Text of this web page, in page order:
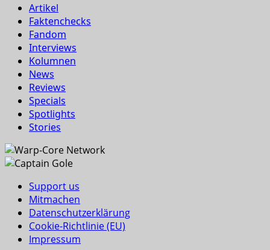
Artikel
Faktenchecks
Fandom
Interviews
Kolumnen
News
Reviews
Specials
Spotlights
Stories
Support us
Mitmachen
Datenschutzerklärung
Cookie-Richtlinie (EU)
Impressum